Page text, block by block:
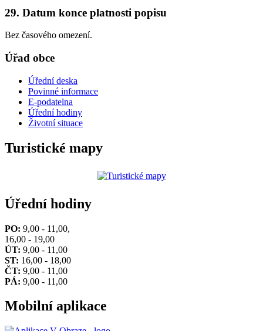
29. Datum konce platnosti popisu
Bez časového omezení.
Úřad obce
Úřední deska
Povinné informace
E-podatelna
Úřední hodiny
Životní situace
Turistické mapy
Úřední hodiny
PO: 9,00 - 11,00,
16,00 - 19,00
ÚT: 9,00 - 11,00
ST: 16,00 - 18,00
ČT: 9,00 - 11,00
PÁ: 9,00 - 11,00
Mobilní aplikace